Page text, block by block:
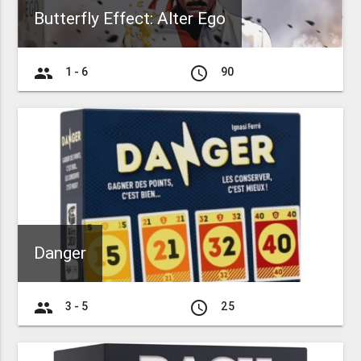
Butterfly Effect: Alter Ego
group 1 - 6 access_time 90
Danger
group 3 - 5 access_time 25